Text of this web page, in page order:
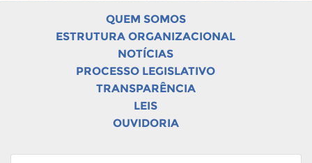
QUEM SOMOS
ESTRUTURA ORGANIZACIONAL
NOTÍCIAS
PROCESSO LEGISLATIVO
TRANSPARÊNCIA
LEIS
OUVIDORIA